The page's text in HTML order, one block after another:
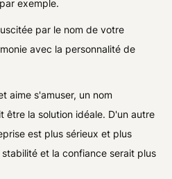
exemple.
par le nom de votre
avec la personnalité de
aime s'amuser, un nom
être la solution idéale. D'un autre
est plus sérieux et plus
et la confiance serait plus